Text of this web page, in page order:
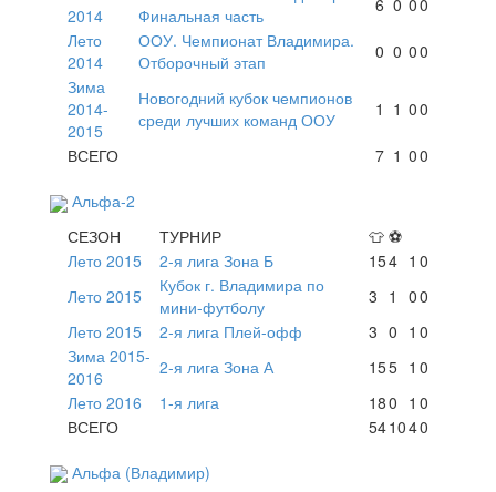
2014
Финальная часть
6 0 00
Лето
2014
ООУ. Чемпионат Владимира.
Отборочный этап
0 0 00
Зима
2014-
2015
Новогодний кубок чемпионов
среди лучших команд ООУ
1 1 00
ВСЕГО 7 1 00
Альфа-2
СЕЗОН
ТУРНИР 👕 ⚽
Лето 2015
2-я лига Зона Б 154 1 0
Лето 2015
Кубок г. Владимира по
мини-футболу
3 1 00
Лето 2015
2-я лига Плей-офф 3 0 1 0
Зима 2015-
2016
2-я лига Зона А 155 1 0
Лето 2016
1-я лига 180 1 0
ВСЕГО
541040
Альфа (Владимир)